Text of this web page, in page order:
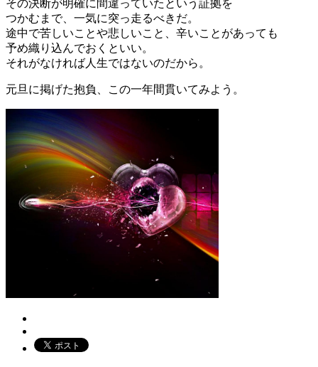
その決断が明確に間違っていたという証拠を
つかむまで、一気に突っ走るべきだ。
途中で苦しいことや悲しいこと、辛いことがあっても
予め織り込んでおくといい。
それがなければ人生ではないのだから。
元旦に掲げた抱負、この一年間貫いてみよう。